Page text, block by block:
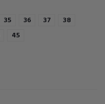
35 36 37
38
45